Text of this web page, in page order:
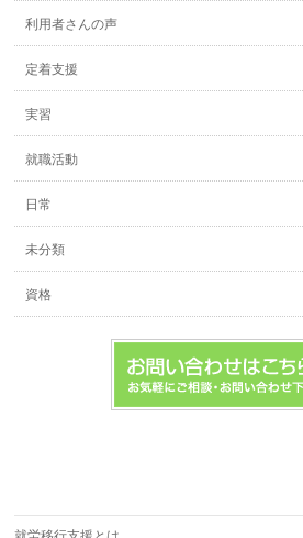
利用者さんの声
定着支援
実習
就職活動
日常
未分類
資格